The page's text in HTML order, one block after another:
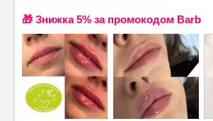
🎁 Знижка 5% за промокодом Barb